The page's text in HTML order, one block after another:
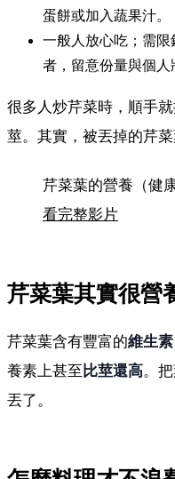
蛋餅或加入蔬果汁。
一般人放心吃；需
者，留意份量與個人
很多人炒芹菜時，順手
莖。其實，被丟掉的芹菜
芹菜葉別丟！營養
芹菜葉的營養（健
看完整影片
芹菜葉其實很營
芹菜葉含有豐富的維生
養素上甚至 比莖還高。
丟了。